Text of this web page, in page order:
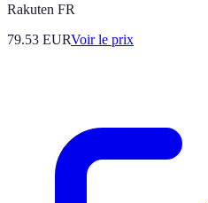
Rakuten FR
79.53 EURVoir le prix